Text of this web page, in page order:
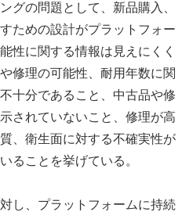
グの問題として、新品購入、
ための設計がプラットフォー
性に関する情報は見えにくく
修理の可能性、耐用年数に関
十分であること、中古品や修
されていないこと、修理が高
、衛生面に対する不確実性が
ることを挙げている。
し、プラットフォームに持続